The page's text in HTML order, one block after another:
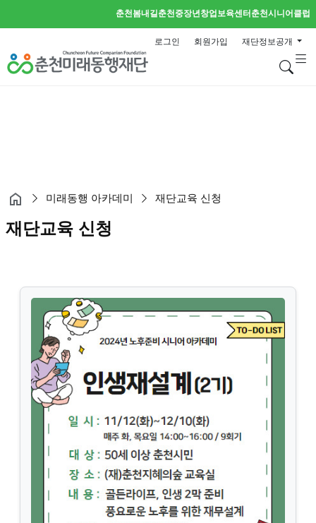
춘천봄내길춘천중장년창업보육센터 춘천시니어클럽
로그인 회원가입 재단정보공개
검
미래동행 아카데미 재단교육 신청
재단교육 신청